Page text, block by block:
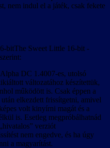
nem indul el a játék, csak fekete
The Sweet Little 16-bit -
szerint:
DC 1.4007-es, utolsó
változatához készítettük,
működött is. Csak éppen a
elkezdett frissítgetni, amivel
volt kinyírni magát és a
is. Esetleg megpróbálhatnád
verziót
nem engedve, és ha úgy
a magyarítást.